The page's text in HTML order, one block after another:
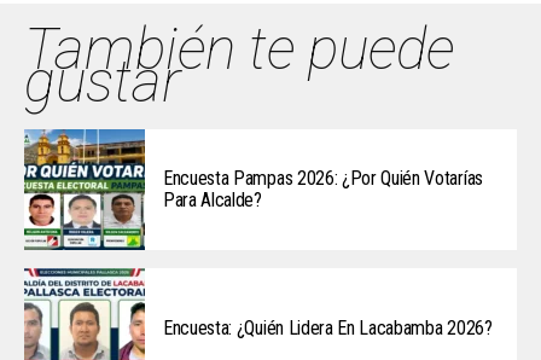
También te puede
gustar
Encuesta Pampas 2026: ¿Por Quién Votarías
Para Alcalde?
Encuesta: ¿Quién Lidera En Lacabamba 2026?